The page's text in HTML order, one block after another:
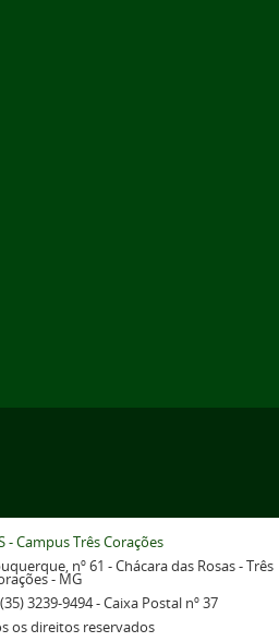
- Campus Três Corações
nº 61 - Chácara das Rosas - Três
- MG
3239-9494 - Caixa Postal nº 37
os direitos reservados